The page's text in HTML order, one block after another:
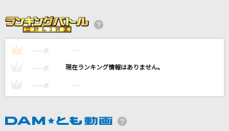
Won(*3*)Chu KissMe!
SAKURA*TRICK(高山春香♪園田優♪野田コトネ♪南しずく♪池野楓♪飯
塚ゆず)【CV:戸松遥・井口裕香・相坂優歌・五十嵐裕美・渕上舞・戸田め
ぐみ】
No way to say
浜崎あゆみ
三山ひろし
1 ---- 点 ----
---- 点 ----
3 ---- 点 ----